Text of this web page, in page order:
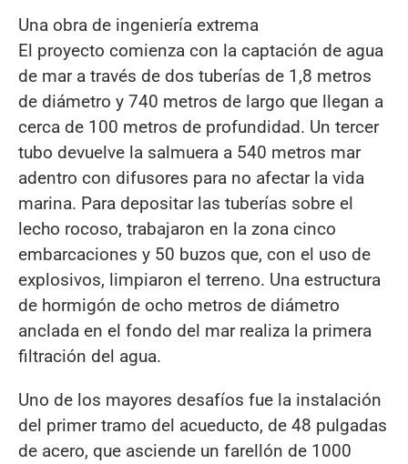
Una obra de ingeniería extrema
El proyecto comienza con la captación de agua
de mar a través de dos tuberías de 1,8 metros
de diámetro y 740 metros de largo que llegan a
cerca de 100 metros de profundidad. Un tercer
tubo devuelve la salmuera a 540 metros mar
adentro con difusores para no afectar la vida
marina. Para depositar las tuberías sobre el
lecho rocoso, trabajaron en la zona cinco
embarcaciones y 50 buzos que, con el uso de
explosivos, limpiaron el terreno. Una estructura
de hormigón de ocho metros de diámetro
anclada en el fondo del mar realiza la primera
filtración del agua.
Uno de los mayores desafíos fue la instalación
del primer tramo del acueducto, de 48 pulgadas
de acero, que asciende un farellón de 1000